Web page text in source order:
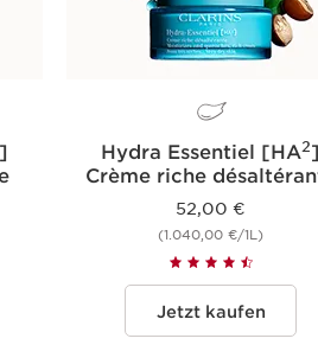
]
Hydra Essentiel [HA2]
Crème riche
52,00 €
(1.040,00 €/1L)
Jetzt kaufen